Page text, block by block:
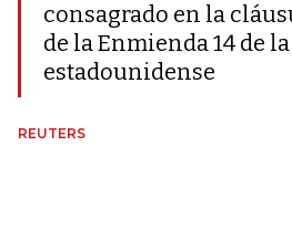
consagrado en la
de la Enmienda 14 de
estadounidense
REUTERS